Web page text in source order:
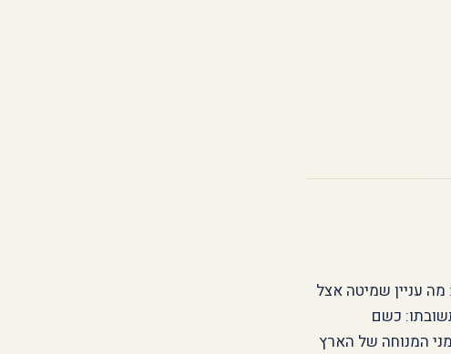
עניין שמיטה אצל
כשם
המנוחה של הארץ